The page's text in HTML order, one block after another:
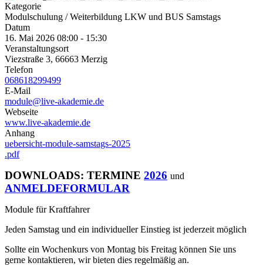
Kategorie
Modulschulung / Weiterbildung LKW und BUS Samstags
Datum
16. Mai 2026 08:00 - 15:30
Veranstaltungsort
Viezstraße 3, 66663 Merzig
Telefon
068618299499
E-Mail
module@live-akademie.de
Webseite
www.live-akademie.de
Anhang
uebersicht-module-samstags-2025
.pdf
DOWNLOADS: TERMINE 2026 und
ANMELDEFORMULAR
Module für Kraftfahrer
Jeden Samstag und ein individueller Einstieg ist jederzeit möglich
Sollte ein Wochenkurs von Montag bis Freitag können Sie uns
gerne kontaktieren, wir bieten dies regelmäßig an.